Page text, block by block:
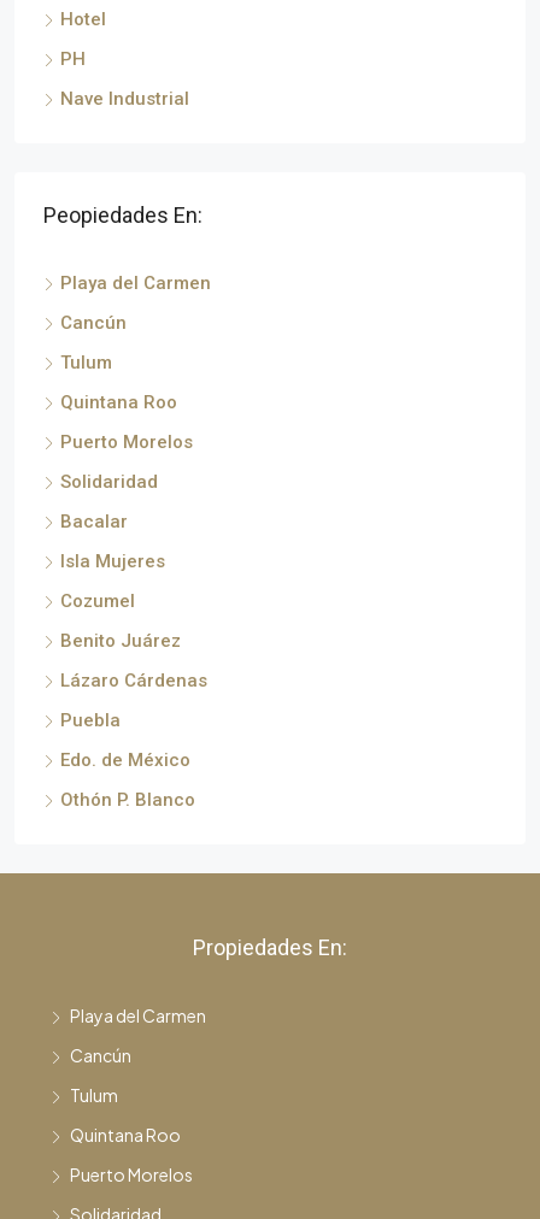
Hotel
PH
Nave Industrial
Peopiedades En:
Playa del Carmen
Cancún
Tulum
Quintana Roo
Puerto Morelos
Solidaridad
Bacalar
Isla Mujeres
Cozumel
Benito Juárez
Lázaro Cárdenas
Puebla
Edo. de México
Othón P. Blanco
Propiedades En:
Playa del Carmen
Cancún
Tulum
Quintana Roo
Puerto Morelos
Solidaridad